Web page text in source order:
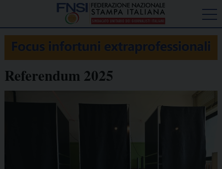
Referendum 2025